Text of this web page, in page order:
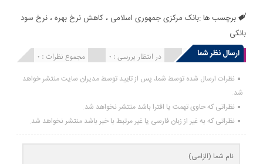
برچسب ها :بانک مرکزی جمهوری اسلامی ،کاهش نرخ بهره ،نرخ سود
بانکی
ارسال نظر شما
مجموع نظرات : 0 در انتظار بررسی : 0 انتشار یافته : 0
نظرات ارسال شده توسط شما، پس از تایید توسط مدیران سایت منتشر خواهد
شد.
نظراتی که حاوی تهمت یا افترا باشد منتشر نخواهد شد.
نظراتی که به غیر از زبان فارسی یا غیر مرتبط با خبر باشد منتشر نخواهد شد.